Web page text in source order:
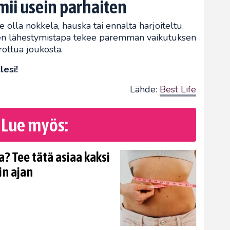
usein parhaiten
olla nokkela, hauska tai ennalta harjoiteltu.
lähestymistapa tekee paremman vaikutuksen
joukosta.
Lähde: Best Life
Lue myös:
Tee tätä asiaa kaksi
ajan